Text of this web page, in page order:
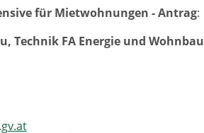
für Mietwohnungen - Antrag:
Technik FA Energie und Wohnbau